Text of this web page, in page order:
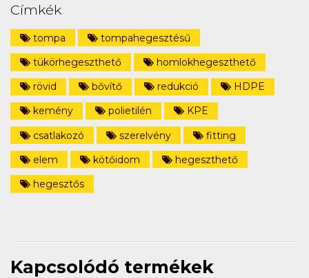
Címkék
tompa
tompahegesztésű
tükörhegeszthető
homlokhegeszthető
rövid
bővítő redukció
HDPE
kemény
polietilén
KPE
csatlakozó
szerelvény
fitting
elem
kötőidom
hegeszthető
hegesztős
Kapcsolódó termékek